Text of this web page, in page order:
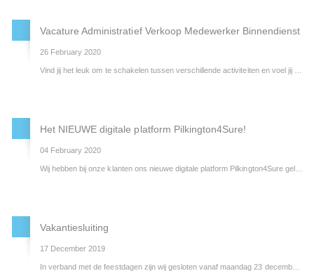
Vacature Administratief Verkoop Medewerker Binnendienst
26 February 2020
Het NIEUWE digitale platform Pilkington4Sure!
04 February 2020
Wij hebben bij onze klanten ons nieuwe digitale platform Pilkington4Sure gelanceerd! Onder Pilkington4Sure vallen de volgende digitale services:
Vakantiesluiting
17 December 2019
In verband met de feestdagen zijn wij gesloten vanaf maandag 23 december 2019 tot en met vrijdag 3 januari 2020. Vanaf maandag 6 januari staan we u graag weer voor u klaar.